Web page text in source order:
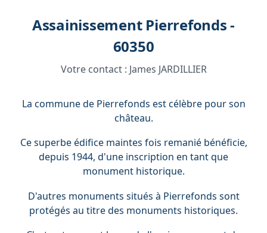
Assainissement Pierrefonds -
60350
Votre contact : James JARDILLIER
La commune de Pierrefonds est célèbre pour son
château.
Ce superbe édifice maintes fois remanié bénéficie,
depuis 1944, d'une inscription en tant que
monument historique.
D'autres monuments situés à Pierrefonds sont
protégés au titre des monuments historiques.